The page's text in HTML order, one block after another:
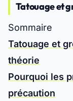
Tatouage et
Sommaire
Tatouage et
théorie
Pourquoi les
précaution